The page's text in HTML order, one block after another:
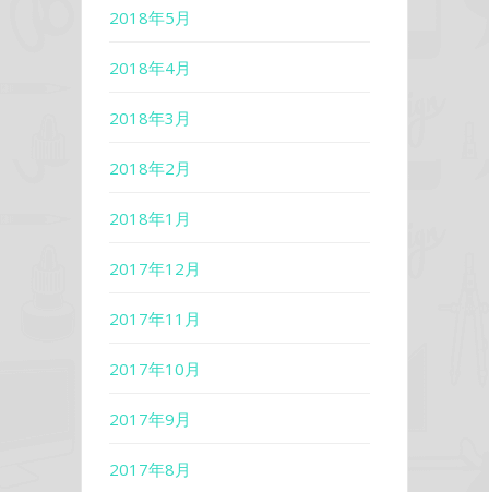
2018年5月
2018年4月
2018年3月
2018年2月
2018年1月
2017年12月
2017年11月
2017年10月
2017年9月
2017年8月